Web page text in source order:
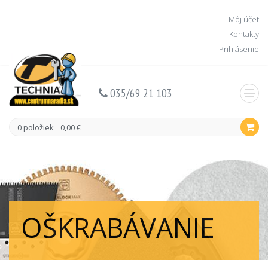
Môj účet
Kontakty
Prihlásenie
0 položiek 0,00 €
035/69 21 103
OŠKRABÁVANIE